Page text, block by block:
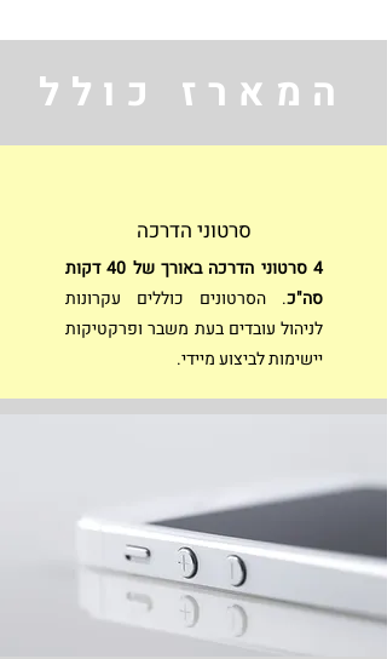
המארז כולל
סרטוני הדרכה
4 סרטוני הדרכה באורך של 40 דקות
סה"כ. הסרטונים כוללים עקרונות
לניהול עובדים בעת משבר ופרקטיקות
יישימות לביצוע מיידי.